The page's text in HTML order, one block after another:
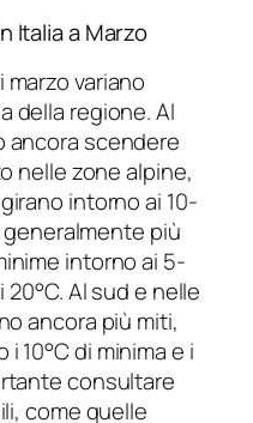
Italia a Marzo
variano
della regione. Al
ancora scendere
nelle zone alpine,
intorno ai 10-
generalmente più
intorno ai 5-
20°C. Al sud e nelle
ancora più miti,
10°C di minima e i
consultare
come quelle